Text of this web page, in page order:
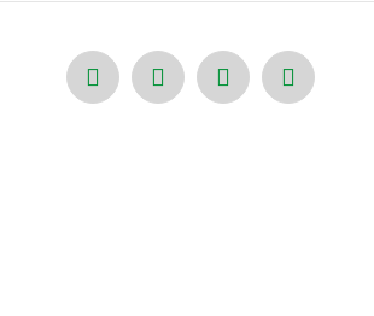
Facebook
X PinterestInstagram